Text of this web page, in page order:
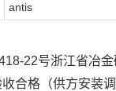
antis
22号浙江省冶
合格（供方安装